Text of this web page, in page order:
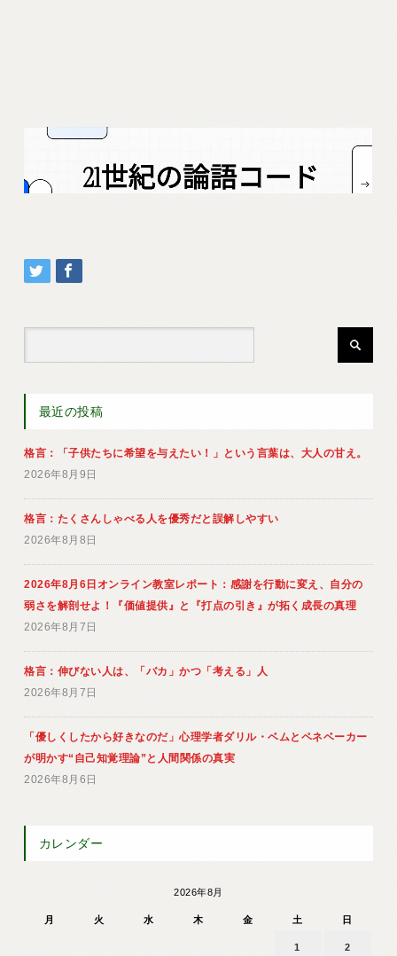
最近の投稿
格言：「子供たちに希望を与えたい！」という言葉は、大人の甘え。
2026年8月9日
格言：たくさんしゃべる人を優秀だと誤解しやすい
2026年8月8日
2026年8月6日オンライン教室レポート：感謝を行動に変え、自分の
弱さを解剖せよ！『価値提供』と『打点の引き』が拓く成長の真理
2026年8月7日
格言：伸びない人は、「バカ」かつ「考える」人
2026年8月7日
「優しくしたから好きなのだ」心理学者ダリル・ベムとペネベーカー
が明かす“自己知覚理論”と人間関係の真実
2026年8月6日
カレンダー
2026年8月
月 火 水 木 金 土 日
1 2